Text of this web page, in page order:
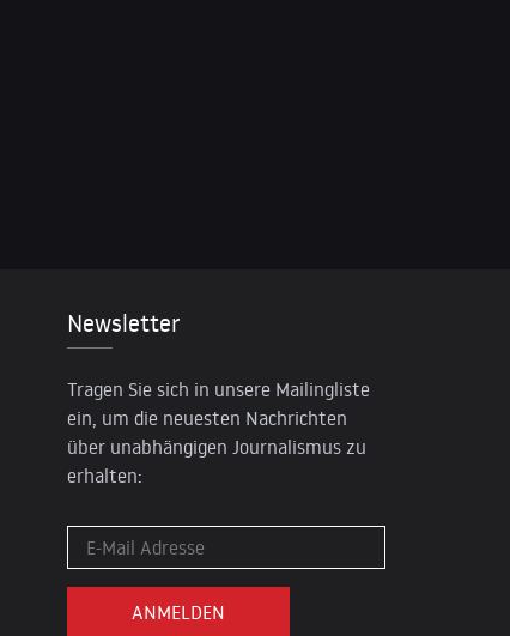
Newsletter
Tragen Sie sich in unsere Mailingliste
ein, um die neuesten Nachrichten
über unabhängigen Journalismus zu
erhalten: